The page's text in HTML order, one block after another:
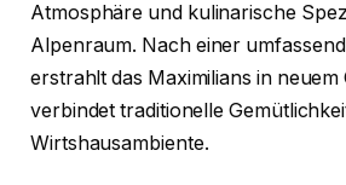
Atmosphäre und kulinarische
Alpenraum. Nach einer
erstrahlt das Maximilians in neuem
verbindet traditionelle
Wirtshausambiente.